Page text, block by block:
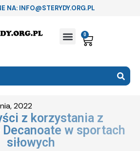
NA: INFO@STERYDY.ORG.PL
0
2022
z korzystania z
Decanoate w sportach
siłowych